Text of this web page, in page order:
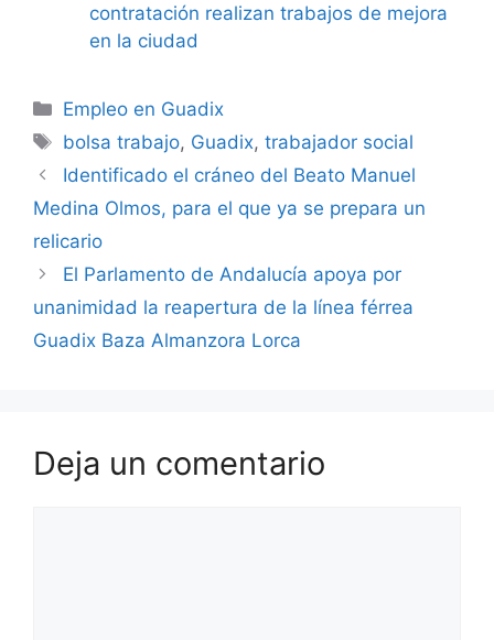
contratación realizan trabajos de mejora
en la ciudad
Categorías
Empleo en Guadix
Etiquetas
bolsa trabajo, Guadix,trabajador social
Identificado el cráneo del Beato Manuel
Medina Olmos, para el que ya se prepara un
relicario
El Parlamento de Andalucía apoya por
unanimidad la reapertura de la línea férrea
Guadix Baza Almanzora Lorca
Deja un comentario